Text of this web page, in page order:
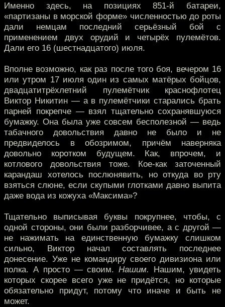
Именно здесь, на позициях 851-й батареи,
«партизаны в морской форме» численностью до роты
дали немцам последний серьёзный бой с
применением двух орудий и четырёх пулемётов.
Дали его 16 (шестнадцатого) июля.
Вполне возможно, как раз после того боя, вечером 16
или утром 17 июля один из самых матёрых бойцов,
двадцатитрёхлетний пулемётчик краснофлотец
Виктор Никитин — а в пулемётчики старались брать
парней покрепче — взял тщательно сохранявшуюся
бумажку. Она была уже совсем бесполезной — ведь
табачного довольствия давно не было и не
предвиделось в обозримом, причём наверняка
довольно коротком будущем. Как, впрочем, и
котлового довольствия тоже. Кое-как заточенный
карандаш хотелось послюнявить, но откуда во рту
взяться слюне, если скупыми глотками давно выпита
даже вода из кожуха «Максима»?
Тщательно выписывая буквы покрупнее, чтобы, с
одной стороны, они были разборчивее, а с другой —
не нажимать на единственную бумажку слишком
сильно, Виктор начал составлять последнее
донесение. Уже не командиру своего дивизиона или
полка. А просто — своим.Нашим. Нашим, увидеть
которых скорее всего уже не придётся, но которые
обязательно придут, потому что иначе и быть не
может.